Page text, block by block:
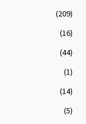
(209)
(16)
(44)
(1)
(14)
(5)